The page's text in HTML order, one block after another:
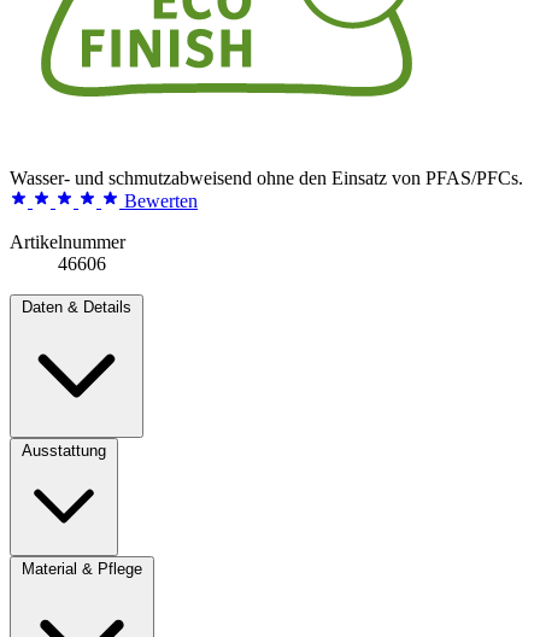
Wasser- und schmutzabweisend ohne den Einsatz von PFAS/PFCs.
Bewerten
Artikelnummer
46606
Daten & Details
Ausstattung
Material & Pflege